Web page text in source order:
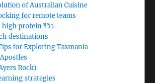
of Australian Cuisine
for remote teams
high protein รีวิว
destinations
for Exploring Tasmania
Rock)
strategies